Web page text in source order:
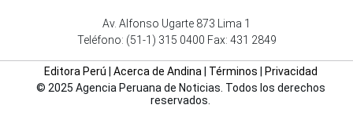
Av. Alfonso Ugarte 873 Lima 1
Teléfono: (51-1) 315 0400 Fax: 431 2849
Editora Perú Acerca de Andina Términos
Privacidad
© 2025 Agencia Peruana de Noticias. Todos los derechos
reservados.